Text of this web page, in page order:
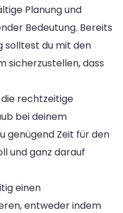
Planung und
Bedeutung. Bereits
solltest du mit den
sicherzustellen, dass
rechtzeitige
bei deinem
genügend Zeit für den
und ganz darauf
einen
entweder indem